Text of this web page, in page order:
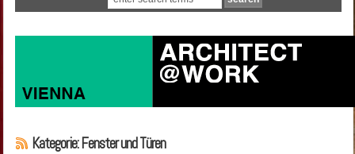
Kategorie: Fenster und Türen